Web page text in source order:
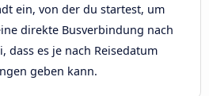
ein, von der du startest, um
direkte Busverbindung nach
dass es je nach Reisedatum
geben kann.